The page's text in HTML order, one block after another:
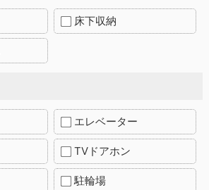
床下収納
エレベーター
TVドアホン
駐輪場